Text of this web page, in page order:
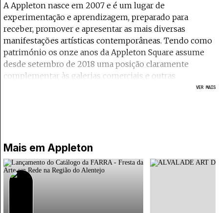
A Appleton nasce em 2007 e é um lugar de
experimentação e aprendizagem, preparado para
receber, promover e apresentar as mais diversas
manifestações artísticas contemporâneas. Tendo como
património os onze anos da Appleton Square assume
desde setembro de 2018 uma posição claramente
complementar às galerias comerciais e outras
A sua programação que passa por áreas artísticas tão
diversas como artes plásticas, vídeo-arte, performance,
dança, cinema, teatro e música, divide-se entre SQUARE,
associada à espacialidade do white cube da sua sala no
VER MAIS
Mais em Appleton